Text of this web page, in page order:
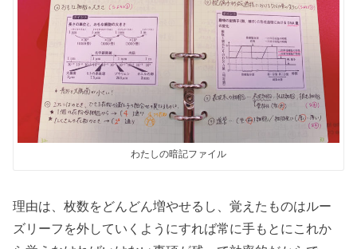
わたしの暗記ファイル
理由は、枚数をどんどん増やせるし、覚えたものはルー
ズリーフを外していくようにすれば常に手もとにこれか